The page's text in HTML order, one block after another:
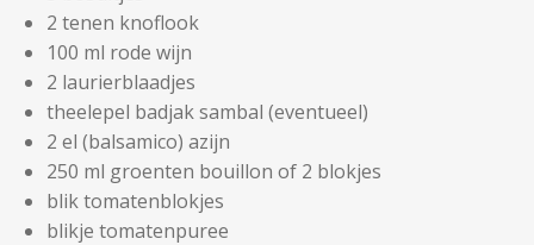
2 tenen knoflook
100 ml rode wijn
2 laurierblaadjes
theelepel badjak sambal (eventueel)
2 el (balsamico) azijn
250 ml groenten bouillon of 2 blokjes
blik tomatenblokjes
blikje tomatenpuree